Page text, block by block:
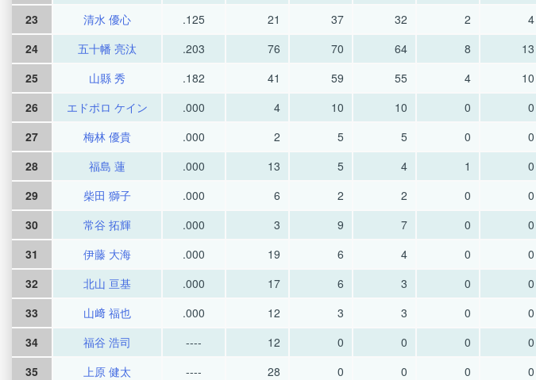
23
清水 優心 .125 21 37 32 2 4
24
五十幡 亮汰 .203 76 70 64 8 13
25
山縣 秀 .182 41 59 55 4 10
26
エドポロ ケイン .000 4 10 10 0 0
27
梅林 優貴 .000 2 5 5 0 0
28
福島 蓮 .000 13 5 4 1 0
29
柴田 獅子 .000 6 2 2 0 0
30
常谷 拓輝 .000 3 9 7 0 0
31
伊藤 大海 .000 19 6 4 0 0
32
北山 亘基 .000 17 6 3 0 0
33
山﨑 福也 .000 12 3 3 0 0
34
福谷 浩司 ---- 12 0 0 0 0
35
上原 健太 ---- 28 0 0 0 0